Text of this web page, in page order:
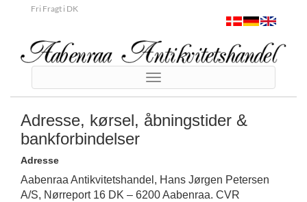
Fri Fragt i DK
Toggle
navigation
Adresse, kørsel, åbningstider &
bankforbindelser
Adresse
Aabenraa Antikvitetshandel, Hans Jørgen Petersen
A/S, Nørreport 16 DK – 6200 Aabenraa. CVR